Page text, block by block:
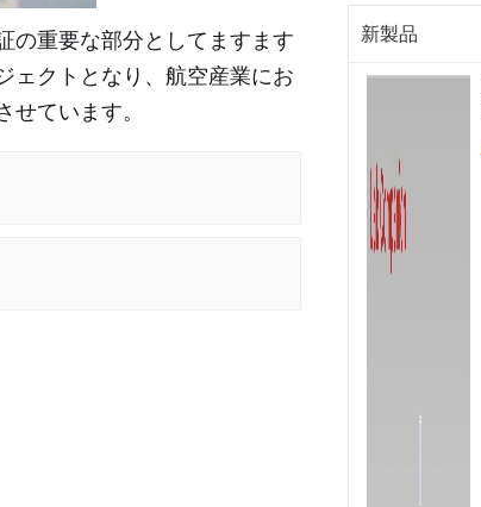
新製品
の重要な部分としてますます
ェクトとなり、航空産業にお
ています。